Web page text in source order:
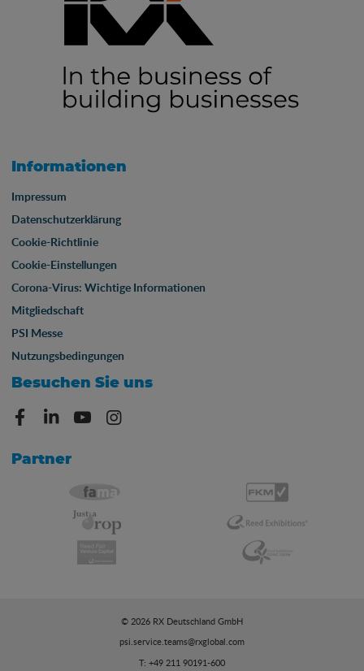
Informationen
Impressum
Datenschutzerklärung
Cookie-Richtlinie
Cookie-Einstellungen
Corona-Virus: Wichtige Informationen
Mitgliedschaft
PSI Messe
Nutzungsbedingungen
Besuchen Sie uns
Partner
© 2026 RX Deutschland GmbH
psi.service.teams@rxglobal.com
T: +49 211 90191-600